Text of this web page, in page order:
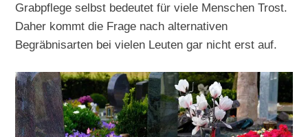
Grabpflege selbst bedeutet für viele Menschen Trost.
Daher kommt die Frage nach alternativen
Begräbnisarten bei vielen Leuten gar nicht erst auf.